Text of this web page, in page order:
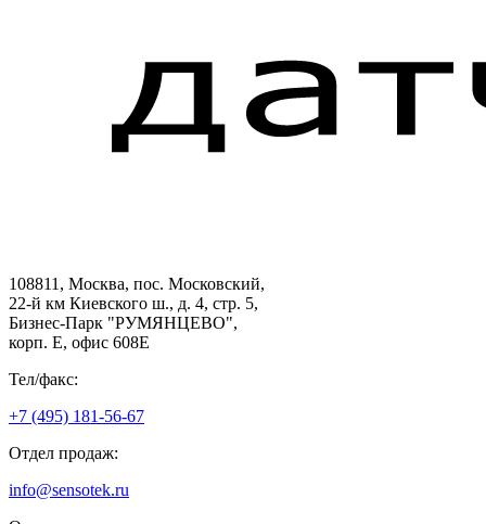
108811, Москва, пос. Московский,
22-й км Киевского ш., д. 4, стр. 5,
Бизнес-Парк "РУМЯНЦЕВО",
корп. Е, офис 608E
Тел/факс:
+7 (495) 181-56-67
Отдел продаж:
info@sensotek.ru